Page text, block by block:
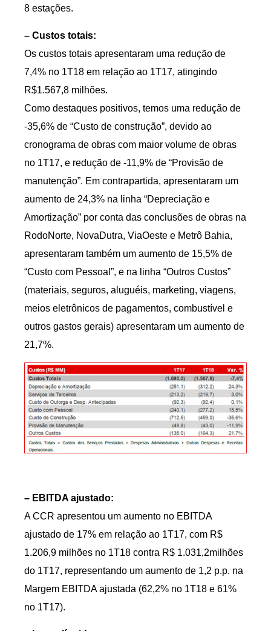
8 estações.
– Custos totais:
Os custos totais apresentaram uma redução de
7,4% no 1T18 em relação ao 1T17, atingindo
R$1.567,8 milhões.
Como destaques positivos, temos uma redução de
-35,6% de “Custo de construção”, devido ao
cronograma de obras com maior volume de obras
no 1T17, e redução de -11,9% de “Provisão de
manutenção”. Em contrapartida, apresentaram um
aumento de 24,3% na linha “Depreciação e
Amortização” por conta das conclusões de obras na
RodoNorte, NovaDutra, ViaOeste e Metrô Bahia,
apresentaram também um aumento de 15,5% de
“Custo com Pessoal”, e na linha “Outros Custos”
(materiais, seguros, aluguéis, marketing, viagens,
meios eletrônicos de pagamentos, combustível e
outros gastos gerais) apresentaram um aumento de
21,7%.
– EBITDA ajustado:
A CCR apresentou um aumento no EBITDA
ajustado de 17% em relação ao 1T17, com R$
1.206,9 milhões no 1T18 contra R$ 1.031,2milhões
do 1T17, representando um aumento de 1,2 p.p. na
Margem EBITDA ajustada (62,2% no 1T18 e 61%
no 1T17).